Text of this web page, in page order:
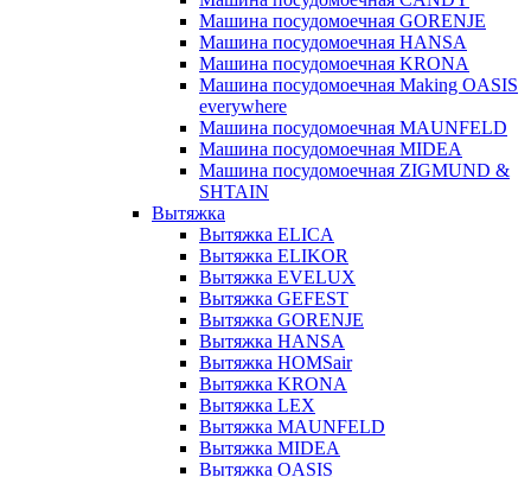
Машина посудомоечная GORENJE
Машина посудомоечная HANSA
Машина посудомоечная KRONA
Машина посудомоечная Making OASIS
everywhere
Машина посудомоечная MAUNFELD
Машина посудомоечная MIDEA
Машина посудомоечная ZIGMUND &
SHTAIN
Вытяжка
Вытяжка ELICA
Вытяжка ELIKOR
Вытяжка EVELUX
Вытяжка GEFEST
Вытяжка GORENJE
Вытяжка HANSA
Вытяжка HOMSair
Вытяжка KRONA
Вытяжка LEX
Вытяжка MAUNFELD
Вытяжка MIDEA
Вытяжка OASIS